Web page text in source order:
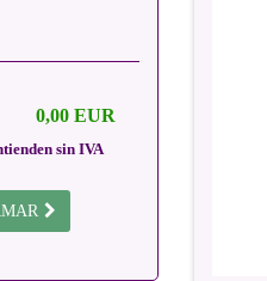
0,00 EUR
sin IVA